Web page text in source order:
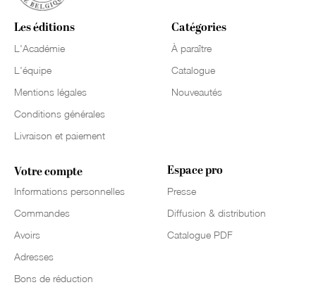
Les éditions
L'Académie
L'équipe
Mentions légales
Conditions générales
Livraison et paiement
Catégories
À paraître
Catalogue
Nouveautés
Votre compte
Informations personnelles
Commandes
Avoirs
Adresses
Bons de réduction
Espace pro
Presse
Diffusion & distribution
Catalogue PDF